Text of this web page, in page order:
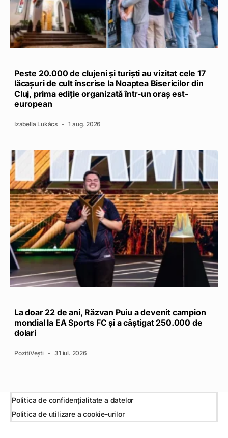
Peste 20.000 de clujeni și turiști au vizitat cele 17
lăcașuri de cult înscrise la Noaptea Bisericilor din
Cluj, prima ediție organizată într-un oraș est-
european
Izabella Lukács 1 aug. 2026
La doar 22 de ani, Răzvan Puiu a devenit campion
mondial la EA Sports FC și a câștigat 250.000 de
dolari
PozitiVești 31 iul. 2026
Politica de confidențialitate a datelor
Politica de utilizare a cookie-urilor